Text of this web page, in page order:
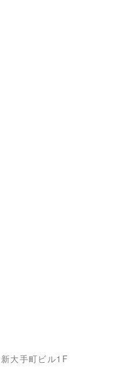
大手町ビル1F